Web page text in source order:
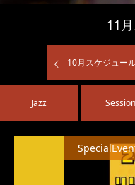
11
10月スケジュー
Jazz Session